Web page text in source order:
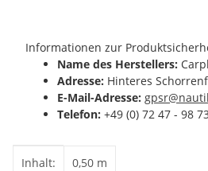
Informationen zur
Name des Herstellers:
Adresse: Hinteres
E-Mail-Adresse:
Telefon: +49 (0) 72 47 - 98
Inhalt: 0,50 m